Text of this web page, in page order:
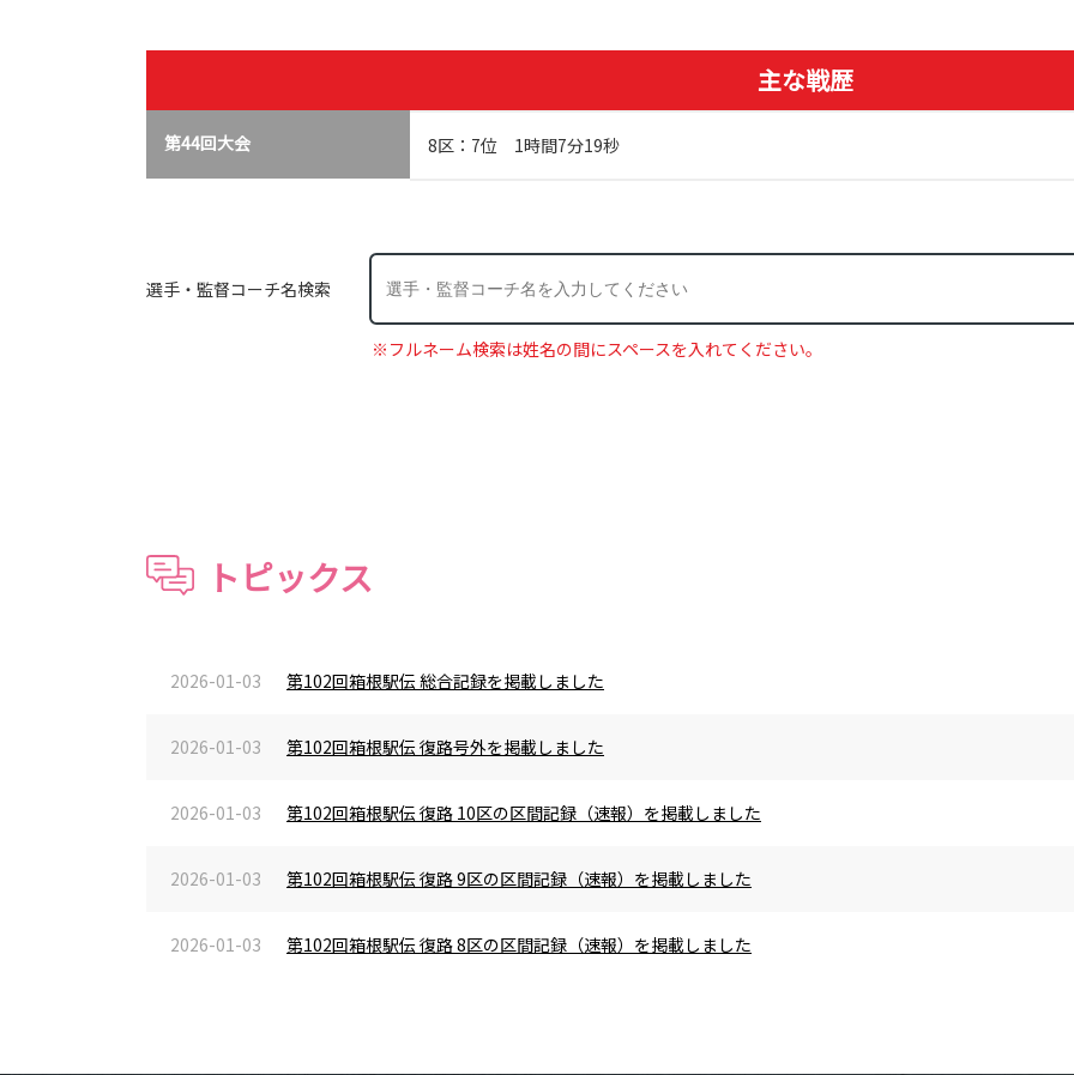
主な戦歴
第44回大会 8区：7位 1時間7分19秒
選手・監督コーチ名検索
※フルネーム検索は姓名の間にスペースを入れてください。
トピックス
2026-01-03 第102回箱根駅伝 総合記録を掲載しました
2026-01-03 第102回箱根駅伝 復路号外を掲載しました
2026-01-03 第102回箱根駅伝 復路 10区の区間記録（速報）を掲載しました
2026-01-03 第102回箱根駅伝 復路 9区の区間記録（速報）を掲載しました
2026-01-03 第102回箱根駅伝 復路 8区の区間記録（速報）を掲載しました